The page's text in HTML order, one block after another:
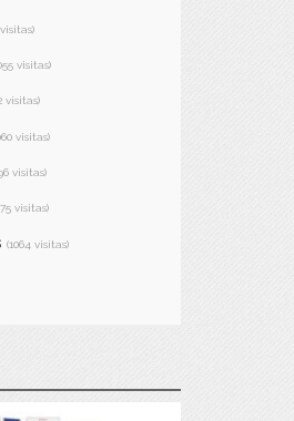
visitas)
visitas)
visitas)
visitas)
visitas)
visitas)
(1064 visitas)